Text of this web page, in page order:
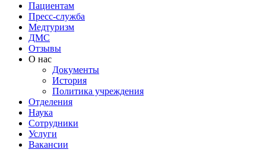
Пациентам
Пресс-служба
Медтуризм
ДМС
Отзывы
О нас
Документы
История
Политика учреждения
Отделения
Наука
Сотрудники
Услуги
Вакансии